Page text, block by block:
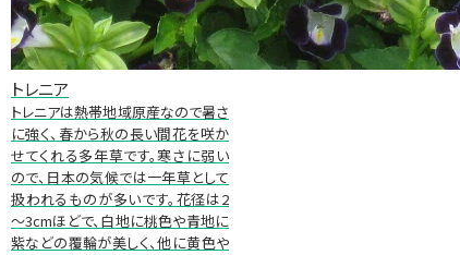
トレニア
トレニアは熱帯地域原産なので暑さ
に強く、春から秋の長い間花を咲か
せてくれる多年草です。寒さに弱い
ので、日本の気候では一年草として
扱われるものが多いです。花径は2
～3cmほどで、白地に桃色や青地に
紫などの覆輪が美しく、他に黄色や